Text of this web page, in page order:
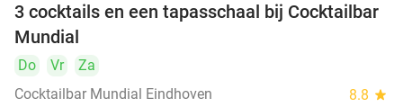
40%
3 cocktails en een tapasschaal bij Cocktailbar
Mundial
Do Vr
Za
Cocktailbar Mundial Eindhoven
8.8 star